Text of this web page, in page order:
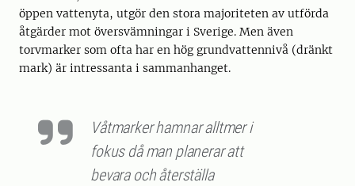
öppen vattenyta, utgör den stora majoriteten av utförda
åtgärder mot översvämningar i Sverige. Men även
torvmarker som ofta har en hög grundvattennivå (dränkt
mark) är intressanta i sammanhanget.
Våtmarker hamnar alltmer i
fokus då man planerar att
bevara och återställa